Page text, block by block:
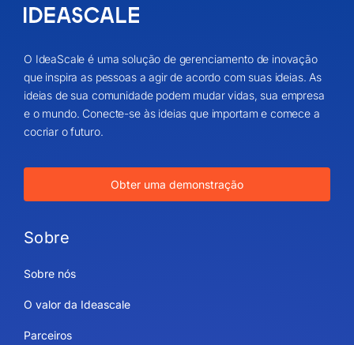
O IdeaScale é uma solução de gerenciamento de inovação
que inspira as pessoas a agir de acordo com suas ideias. As
ideias de sua comunidade podem mudar vidas, sua empresa
e o mundo. Conecte-se às ideias que importam e comece a
cocriar o futuro.
Obter uma demonstração
Sobre
Sobre nós
O valor da Ideascale
Parceiros